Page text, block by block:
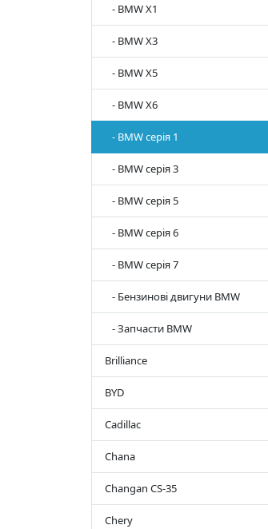
- BMW X1
- BMW X3
- BMW X5
- BMW X6
- BMW серія 1
- BMW серія 3
- BMW серія 5
- BMW серія 6
- BMW серія 7
- Бензинові двигуни BMW
- Запчасти BMW
Brilliance
BYD
Cadillac
Chana
Changan CS-35
Chery